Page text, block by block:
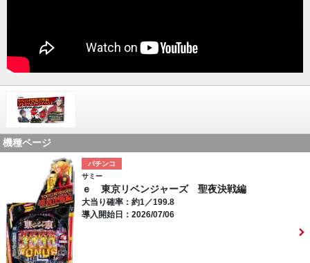
機種ページ
パチンコ
サミー
ｅ 東京リベンジャーズ 聖夜決戦編
大当り確率：約1／199.8
導入開始日：2026/07/06